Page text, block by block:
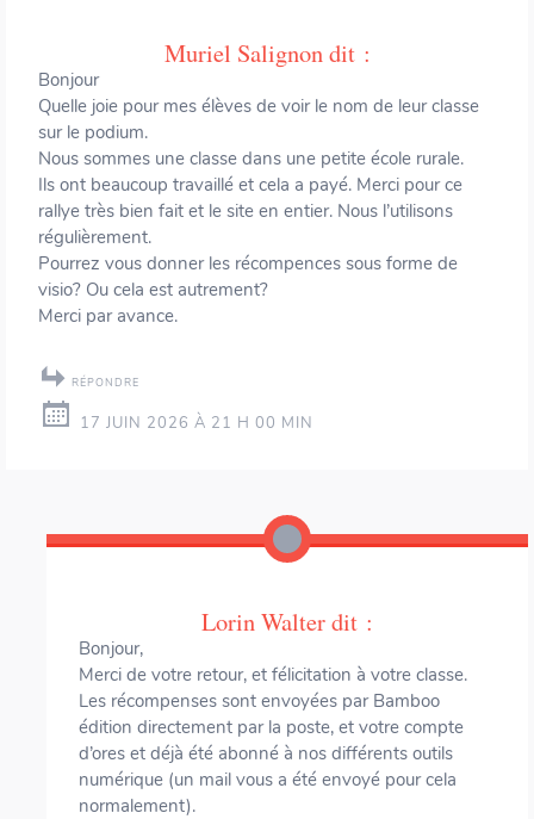
Muriel Salignon dit :
Bonjour
Quelle joie pour mes élèves de voir le nom de leur classe
sur le podium.
Nous sommes une classe dans une petite école rurale.
Ils ont beaucoup travaillé et cela a payé. Merci pour ce
rallye très bien fait et le site en entier. Nous l’utilisons
régulièrement.
Pourrez vous donner les récompences sous forme de
visio? Ou cela est autrement?
Merci par avance.
RÉPONDRE
17 JUIN 2026 À 21 H 00 MIN
Lorin Walterdit :
Bonjour,
Merci de votre retour, et félicitation à votre classe.
Les récompenses sont envoyées par Bamboo
édition directement par la poste, et votre compte
d’ores et déjà été abonné à nos différents outils
numérique (un mail vous a été envoyé pour cela
normalement).